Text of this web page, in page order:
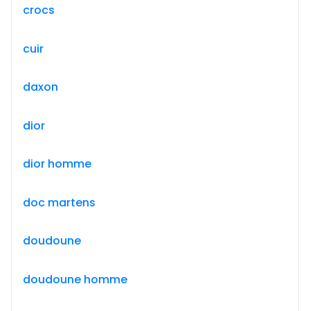
crocs
cuir
daxon
dior
dior homme
doc martens
doudoune
doudoune homme